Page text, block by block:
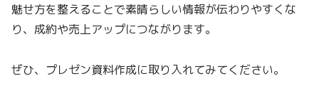
魅せ方を整えることで素晴らしい情報が伝わりやすくな
り、成約や売上アップにつながります。
ぜひ、プレゼン資料作成に取り入れてみてください。